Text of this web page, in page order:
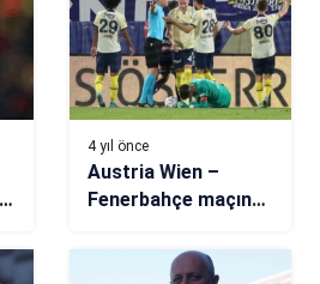
4 yıl önce
Austria Wien –
Fenerbahçe maçında
Bayındır yerde kaldı